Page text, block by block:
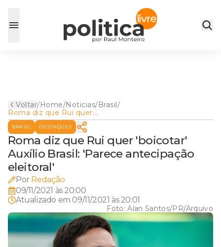
Voltar/Home/Noticias/Brasil/
Roma diz que Rui quer
'boicotar' Auxílio Brasil:
'Parece antecipação eleitoral'
BRASIL DESTAQUES
Roma diz que Rui quer 'boicotar'
Auxílio Brasil: 'Parece antecipação
eleitoral'
Por Redação
09/11/2021 às 20:00
Atualizado em 09/11/2021 às 20:01
Foto:Alan Santos/PR/Arquivo